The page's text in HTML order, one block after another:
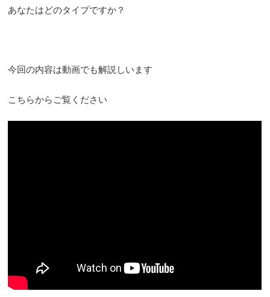
あなたはどのタイプですか？
今回の内容は動画でも解説しいます
こちらからご覧ください